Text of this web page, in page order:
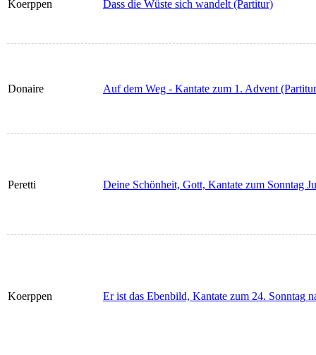
Koerppen Dass die Wüste sich wandelt (Partitur)
Donaire Auf dem Weg - Kantate zum 1. Advent
Peretti Deine Schönheit, Gott, Kantate zum Sonntag
Koerppen Er ist das Ebenbild, Kantate zum 24. Sonntag